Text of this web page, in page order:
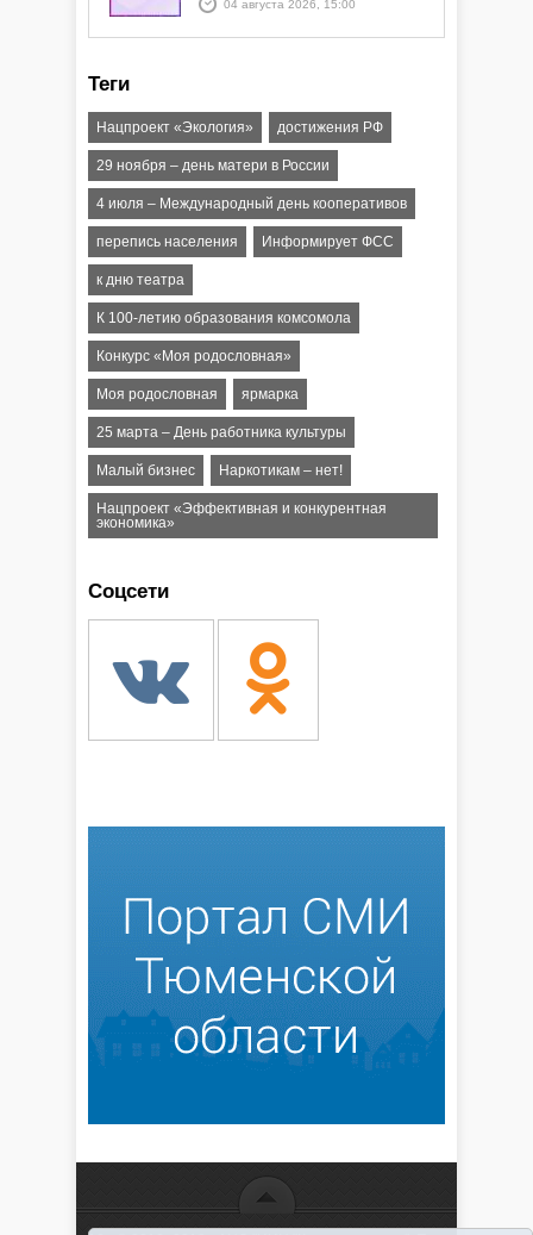
атаки ракеты или БПЛА"
04 августа 2026, 15:00
Теги
Нацпроект «Экология» достижения РФ
29 ноября – день матери в России
4 июля – Международный день кооперативов
перепись населения Информирует ФСС
к дню театра
К 100-летию образования комсомола
Конкурс «Моя родословная»
Моя родословная ярмарка
25 марта – День работника культуры
Малый бизнес Наркотикам – нет!
Нацпроект «Эффективная и конкурентная
экономика»
Соцсети